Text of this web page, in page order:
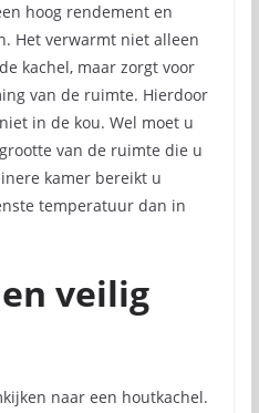
hoog rendement en
Het verwarmt niet alleen
kachel, maar zorgt voor
van de ruimte. Hierdoor
in de kou. Wel moet u
van de ruimte die u
kamer bereikt u
temperatuur dan in
veilig
naar een houtkachel.